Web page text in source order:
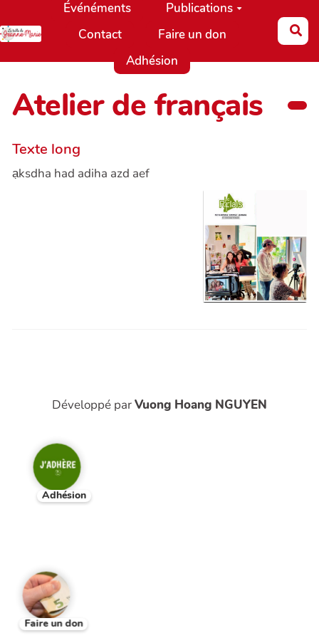
Aller au contenu principal
Événéments
Publications
Contact
Faire un don
Adhésion
Atelier de français
Texte long
ạksdha had adiha azd aef
Développé parVuong Hoang NGUYEN
Adhésion
Faire un don